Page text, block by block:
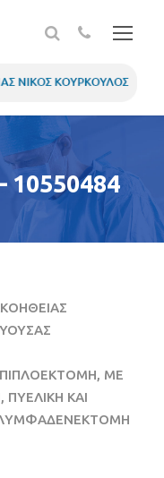
ΜΕ
ΚΑΙ
ΛΥΜΦΑΔΕΝΕΚΤΟΜΗ